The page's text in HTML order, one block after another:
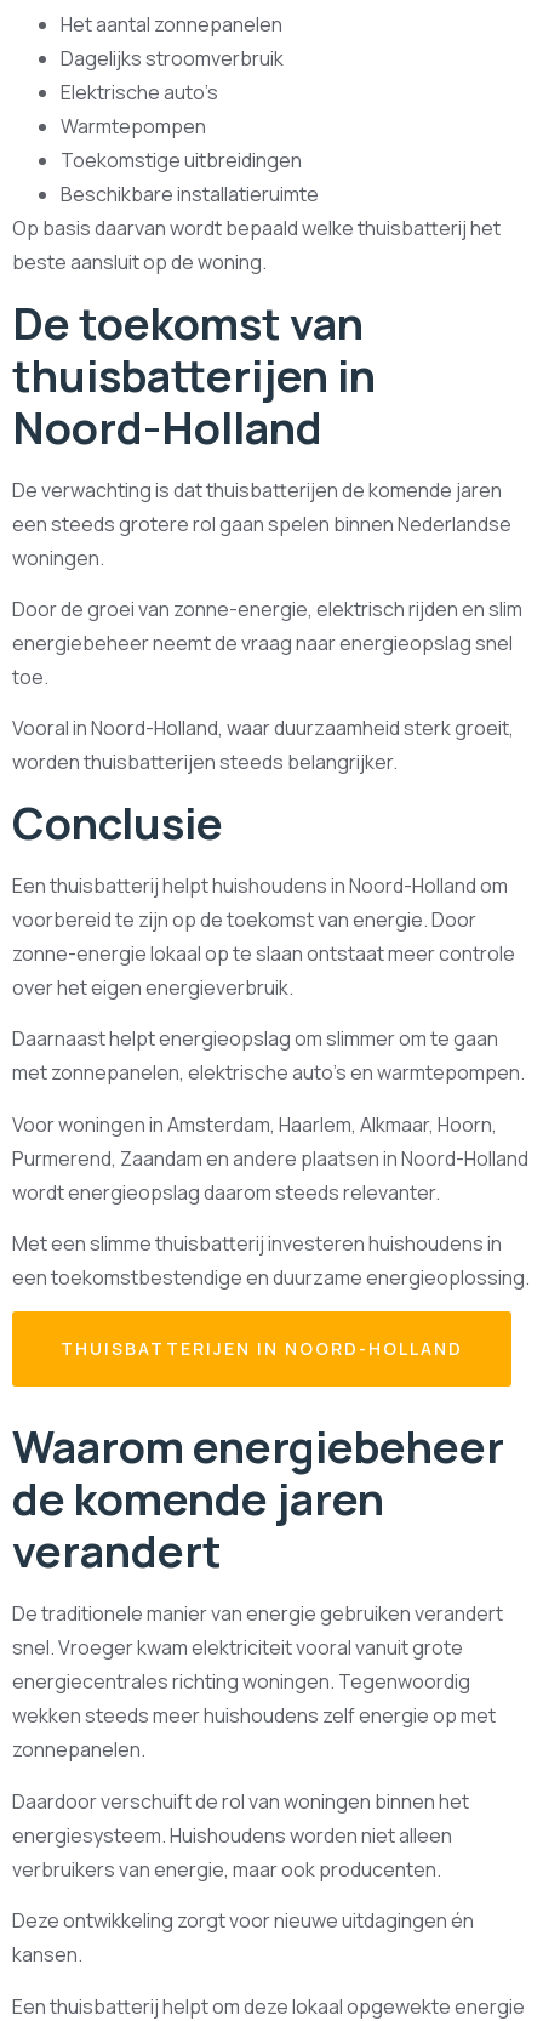
Het aantal zonnepanelen
Dagelijks stroomverbruik
Elektrische auto’s
Warmtepompen
Toekomstige uitbreidingen
Beschikbare installatieruimte
Op basis daarvan wordt bepaald welke thuisbatterij het
beste aansluit op de woning.
De toekomst van
thuisbatterijen in
Noord-Holland
De verwachting is dat thuisbatterijen de komende jaren
een steeds grotere rol gaan spelen binnen Nederlandse
woningen.
Door de groei van zonne-energie, elektrisch rijden en slim
energiebeheer neemt de vraag naar energieopslag snel
toe.
Vooral in Noord-Holland, waar duurzaamheid sterk groeit,
worden thuisbatterijen steeds belangrijker.
Conclusie
Een thuisbatterij helpt huishoudens in Noord-Holland om
voorbereid te zijn op de toekomst van energie. Door
zonne-energie lokaal op te slaan ontstaat meer controle
over het eigen energieverbruik.
Daarnaast helpt energieopslag om slimmer om te gaan
met zonnepanelen, elektrische auto’s en warmtepompen.
Voor woningen in Amsterdam, Haarlem, Alkmaar, Hoorn,
Purmerend, Zaandam en andere plaatsen in Noord-Holland
wordt energieopslag daarom steeds relevanter.
Met een slimme thuisbatterij investeren huishoudens in
een toekomstbestendige en duurzame energieoplossing.
THUISBATTERIJEN IN NOORD-HOLLAND
Waarom energiebeheer
de komende jaren
verandert
De traditionele manier van energie gebruiken verandert
snel. Vroeger kwam elektriciteit vooral vanuit grote
energiecentrales richting woningen. Tegenwoordig
wekken steeds meer huishoudens zelf energie op met
zonnepanelen.
Daardoor verschuift de rol van woningen binnen het
energiesysteem. Huishoudens worden niet alleen
verbruikers van energie, maar ook producenten.
Deze ontwikkeling zorgt voor nieuwe uitdagingen én
kansen.
Een thuisbatterij helpt om deze lokaal opgewekte energie